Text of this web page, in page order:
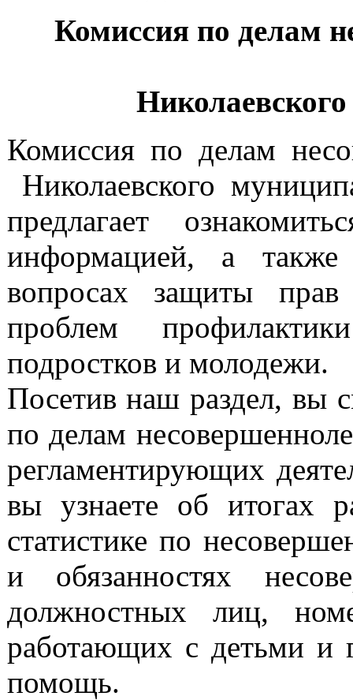
Комиссия по делам
Комиссия по делам
Николаевского
предлагает
информацией, а также
вопросах защиты
проблем
подростков и молодежи.
Посетив наш раздел, вы
по делам
регламентирующих
вы узнаете об итогах
статистике по
и обязанностях
должностных лиц,
работающих с детьми и
помощь.